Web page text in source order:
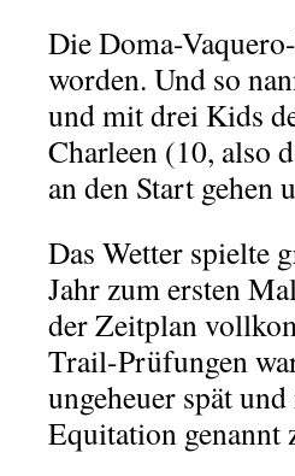
Die Doma-
worden. Und so
und mit drei Kids
Charleen (10, also
an den Start
Das Wetter spielte
Jahr zum ersten
der Zeitplan
Trail-Prüfungen
ungeheuer spät
Equitation genannt